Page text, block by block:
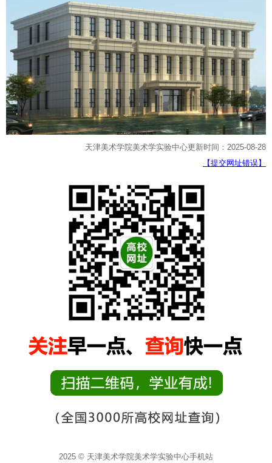
天津美术学院美术学实验中心更新时间：2025-08-28
【提交网址错误】
2025 © 天津美术学院美术学实验中心手机站